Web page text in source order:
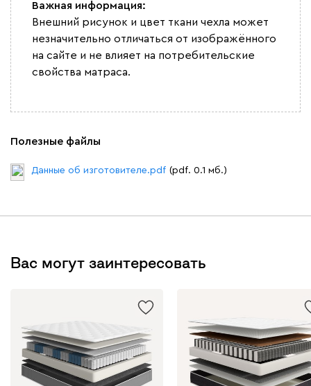
Важная информация:
Внешний рисунок и цвет ткани чехла может
незначительно отличаться от изображённого
на сайте и не влияет на потребительские
свойства матраса.
Полезные файлы
Данные об изготовителе.pdf (pdf. 0.1 мб.)
Вас могут заинтересовать